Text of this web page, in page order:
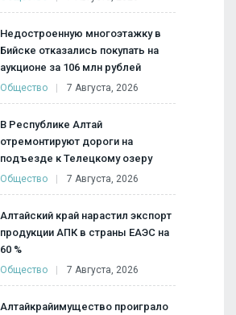
Недостроенную многоэтажку в
Бийске отказались покупать на
аукционе за 106 млн рублей
Общество 7 Августа, 2026
В Республике Алтай
отремонтируют дороги на
подъезде к Телецкому озеру
Общество 7 Августа, 2026
Алтайский край нарастил экспорт
продукции АПК в страны ЕАЭС на
60 %
Общество 7 Августа, 2026
Алтайкрайимущество проиграло